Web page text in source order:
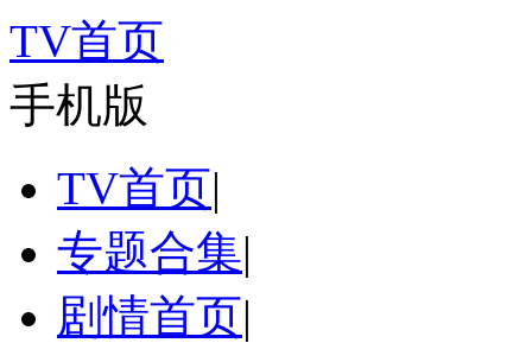
TV首页
手机版
TV首页|
专题合集|
剧情首页|